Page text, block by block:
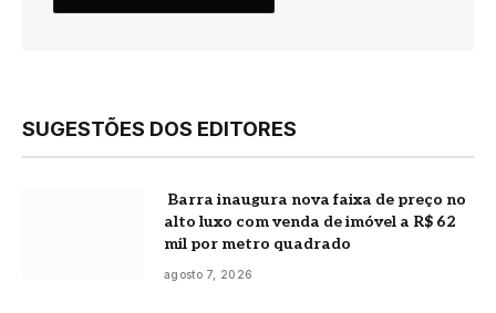
SUGESTÕES DOS EDITORES
Barra inaugura nova faixa de preço no
alto luxo com venda de imóvel a R$ 62
mil por metro quadrado
agosto 7, 2026